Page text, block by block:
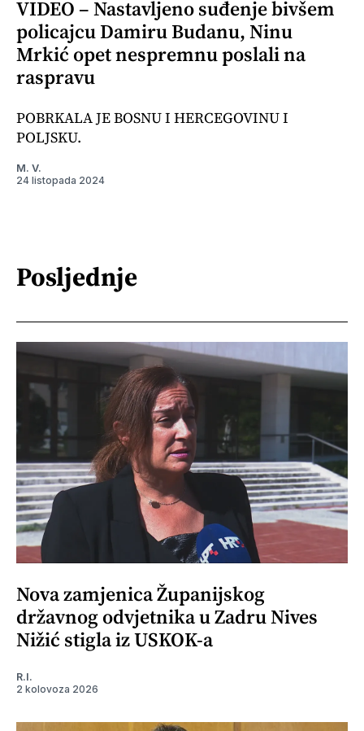
VIDEO – Nastavljeno suđenje bivšem
policajcu Damiru Budanu, Ninu
Mrkić opet nespremnu poslali na
raspravu
POBRKALA JE BOSNU I HERCEGOVINU I
POLJSKU.
M. V.
24 listopada 2024
Posljednje
Nova zamjenica Županijskog
državnog odvjetnika u Zadru Nives
Nižić stigla iz USKOK-a
R.I.
2 kolovoza 2026